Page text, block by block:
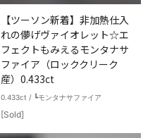
【ツーソン新着】非加熱仕入
れの儚げヴァイオレット☆エ
フェクトもみえるモンタナサ
ファイア（ロッククリーク
産）0.433ct
0.433ct / ┗モンタナサファイア
[Sold]